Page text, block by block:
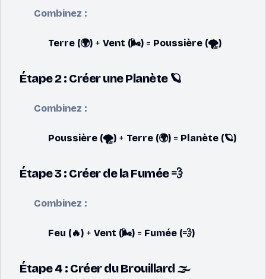
Combinez :
Terre (🌍) + Vent (🌬️) = Poussière (🌪️)
Étape 2 : Créer une Planète 🪐
Combinez :
Poussière (🌪️) + Terre (🌍) = Planète (🪐)
Étape 3 : Créer de la Fumée 💨
Combinez :
Feu (🔥) + Vent (🌬️) = Fumée (💨)
Étape 4 : Créer du Brouillard 🌫️